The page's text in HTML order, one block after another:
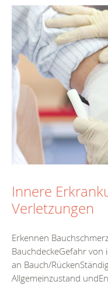
Innere
Verletzungen
Erkennen
BauchdeckeGefahr
an Bauch/
Allgemeinzustand